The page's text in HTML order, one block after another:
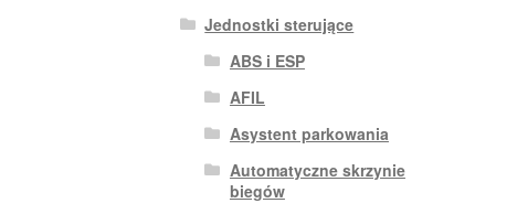
Jednostki sterujące
ABS i ESP
AFIL
Asystent parkowania
Automatyczne skrzynie
biegów